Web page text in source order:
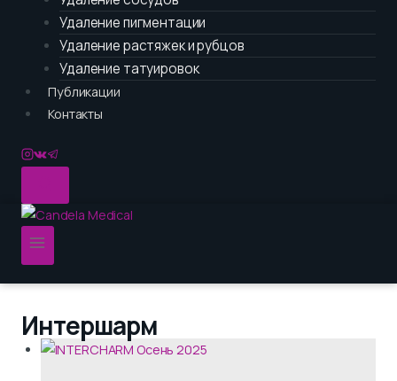
Удаление пигментации
Удаление растяжек и рубцов
Удаление татуировок
Публикации
Контакты
Интершарм